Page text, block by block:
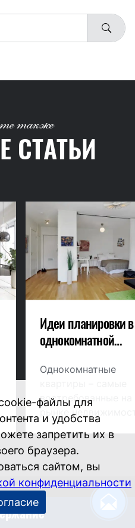
также
СТАТЬИ
Идеи планировки в
однокомнатной
Однокомнатные
востребованные на
рынке
Превратить
немногочисленные
квадратные метры
уютное
жилье,
удовлетворяющее
потребностям всех
файлы для
и удобства
запретить их в
браузера.
сайтом, вы
конфиденциальности